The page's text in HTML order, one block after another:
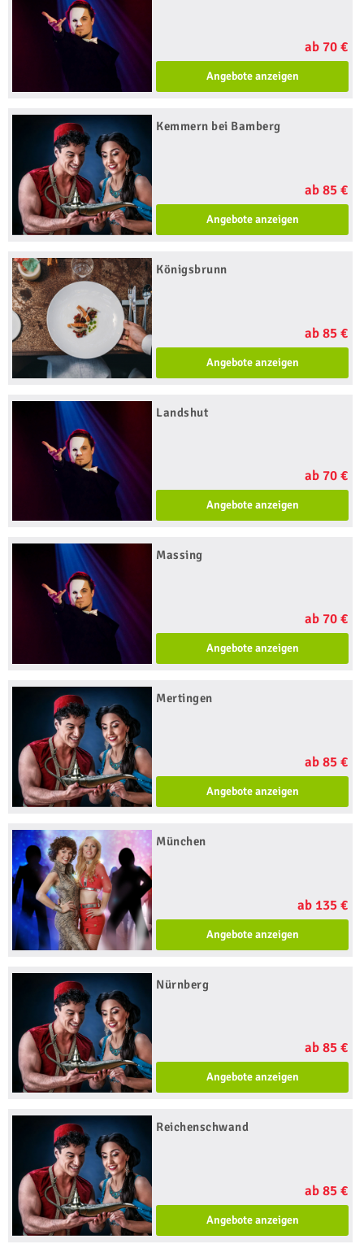
ab 70 €
Angebote anzeigen
Kemmern bei Bamberg
ab 85 €
Angebote anzeigen
Königsbrunn
ab 85 €
Angebote anzeigen
Landshut
ab 70 €
Angebote anzeigen
Massing
ab 70 €
Angebote anzeigen
Mertingen
ab 85 €
Angebote anzeigen
München
ab 135 €
Angebote anzeigen
Nürnberg
ab 85 €
Angebote anzeigen
Reichenschwand
ab 85 €
Angebote anzeigen